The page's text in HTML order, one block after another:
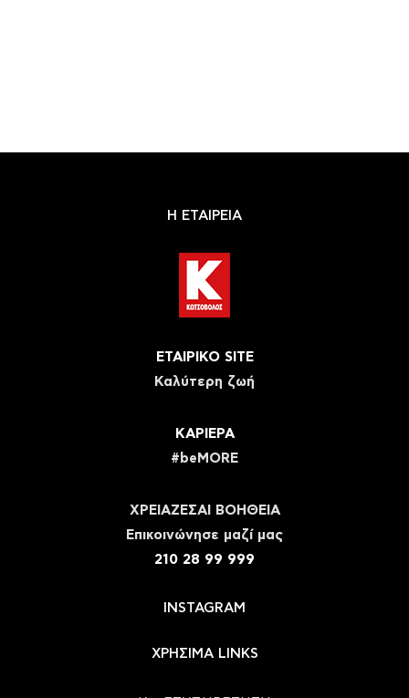
Η ΕΤΑΙΡΕΙΑ
ΕΤΑΙΡΙΚΟ SITE
Καλύτερη ζωή
ΚΑΡΙΕΡΑ
#beMORE
ΧΡΕΙΑΖΕΣΑΙ ΒΟΗΘΕΙΑ
Eπικοινώνησε μαζί μας
210 28 99 999
INSTAGRAM
ΧΡΗΣΙΜΑ LINKS